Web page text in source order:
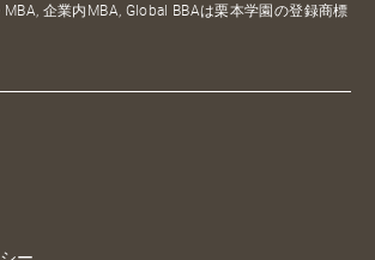
企業内MBA, Global BBAは栗本学園の登録商標